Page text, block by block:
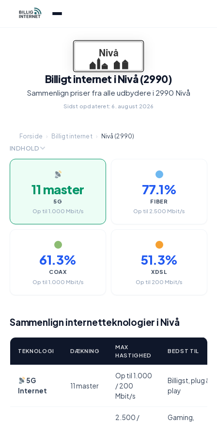
Billigt internet i Nivå (2990)
Sammenlign priser fra alle udbydere i 2990 Nivå
Sidst opdateret: 6. august 2026
Forside › Billigt internet › Nivå (2990)
INDHOLD
11 master
5G
Op til 1.000 Mbit/s
77.1%
FIBER
Op til 2.500 Mbit/s
61.3%
COAX
Op til 1.000 Mbit/s
51.3%
XDSL
Op til 200 Mbit/s
Sammenlign internetteknologier i Nivå
TEKNOLOGI DÆKNING
MAX
HASTIGHED
BEDST TIL
5G
Internet
11 master
Op til 1.000
/ 200
Mbit/s
Billigst, plug &
play
2.500 /
Gaming,